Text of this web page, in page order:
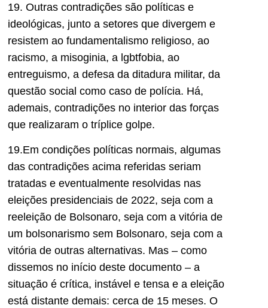
19. Outras contradições são políticas e
ideológicas, junto a setores que divergem e
resistem ao fundamentalismo religioso, ao
racismo, a misoginia, a lgbtfobia, ao
entreguismo, a defesa da ditadura militar, da
questão social como caso de polícia. Há,
ademais, contradições no interior das forças
que realizaram o tríplice golpe.
19.Em condições políticas normais, algumas
das contradições acima referidas seriam
tratadas e eventualmente resolvidas nas
eleições presidenciais de 2022, seja com a
reeleição de Bolsonaro, seja com a vitória de
um bolsonarismo sem Bolsonaro, seja com a
vitória de outras alternativas. Mas – como
dissemos no início deste documento – a
situação é crítica, instável e tensa e a eleição
está distante demais: cerca de 15 meses. O